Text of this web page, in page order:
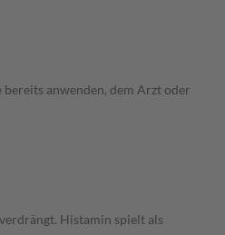
anwenden, dem Arzt oder
Histamin spielt als